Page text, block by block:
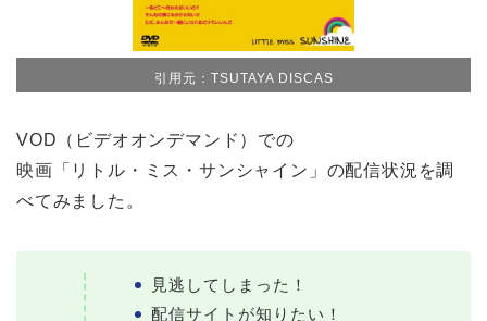
引用元：TSUTAYA DISCAS
VOD（ビデオオンデマンド）での
映画「リトル・ミス・サンシャイン」の配信状況を調
べてみました。
見逃してしまった！
配信サイトが知りたい！